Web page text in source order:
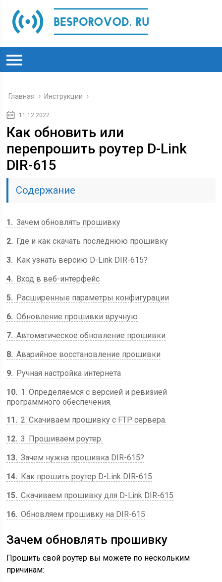
Главная › Инструкции ›
11.12.2022
Как обновить или
перепрошить роутер D-Link
DIR-615
Содержание
1
Зачем обновлять прошивку
2
Где и как скачать последнюю прошивку
3
Как узнать версию D-Link DIR-615?
4
Вход в веб-интерфейс
5
Расширенные параметры конфигурации
6 Обновление прошивки вручную
7 Автоматическое обновление прошивки
8 Аварийное восстановление прошивки
9
Ручная настройка интернета
10
1. Определяемся с версией и ревизией
программного обеспечения.
11
2. Скачиваем прошивку с FTP сервера.
12 3. Прошиваем роутер.
13 Зачем нужна прошивка DIR-615?
14
Как прошить роутер D-Link DIR-615
15 Скачиваем прошивку для D-Link DIR-615
16 Обновляем прошивку на DIR-615
Зачем обновлять прошивку
Прошить свой роутер вы можете по нескольким
причинам: